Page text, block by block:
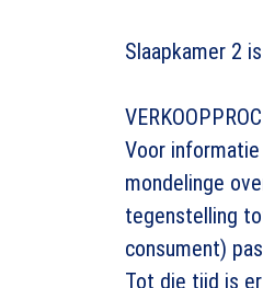
Slaapkamer 2
Voor
mondelinge
tegenstelling
consument)
Tot die tijd is